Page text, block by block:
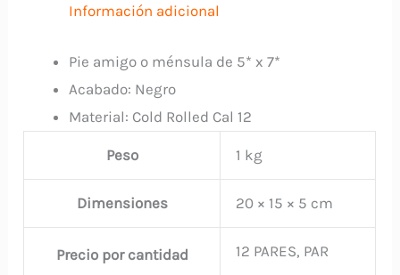
Información adicional
Pie amigo o ménsula de 5* x 7*
Acabado: Negro
Material: Cold Rolled Cal 12
Peso 1 kg
Dimensiones 20 × 15 × 5 cm
Precio por cantidad 12 PARES, PAR